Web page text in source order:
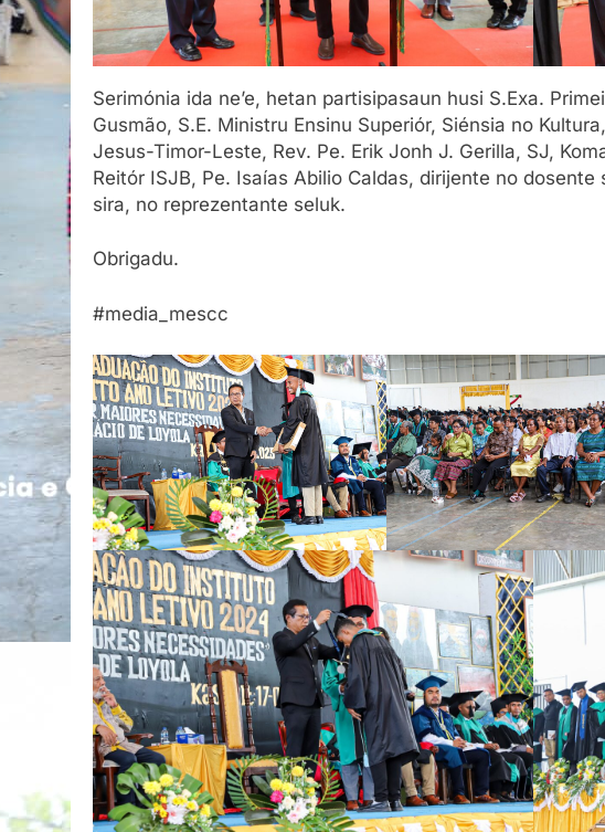
Serimónia ida ne’e, hetan partisipasaun husi S.Exa.
Gusmão, S.E. Ministru Ensinu Superiór, Siénsia no
Jesus-Timor-Leste, Rev. Pe. Erik Jonh J. Gerilla, SJ,
Reitór ISJB, Pe. Isaías Abilio Caldas, dirijente no
sira, no reprezentante seluk.
Obrigadu.
#media_mescc